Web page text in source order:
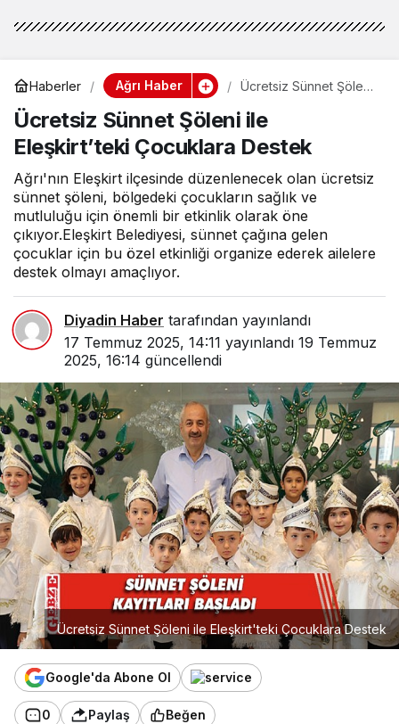
Haberler Ağrı Haber
Ücretsiz Sünnet Şöleni
Çocuklara Destek
Ücretsiz Sünnet Şöleni ile
Eleşkirt’teki Çocuklara Destek
Ağrı'nın Eleşkirt ilçesinde düzenlenecek olan ücretsiz
sünnet şöleni, bölgedeki çocukların sağlık ve
mutluluğu için önemli bir etkinlik olarak öne
çıkıyor.Eleşkirt Belediyesi, sünnet çağına gelen
çocuklar için bu özel etkinliği organize ederek ailelere
destek olmayı amaçlıyor.
Diyadin Haber tarafından yayınlandı
17 Temmuz 2025, 14:11 yayınlandı 19 Temmuz
2025, 16:14 güncellendi
Ücretsiz Sünnet Şöleni ile Eleşkirt'teki Çocuklara Destek
Google'da Abone Ol
0 Paylaş Beğen